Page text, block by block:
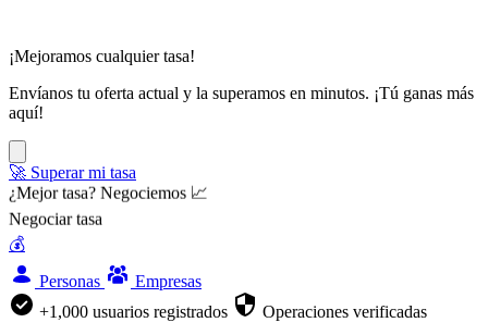
¡Mejoramos cualquier tasa!
Envíanos tu oferta actual y la superamos en minutos. ¡Tú ganas más
aquí!
🚀 Superar mi tasa
¿Mejor tasa? Negociemos 📈
Negociar tasa
💰
Personas
Empresas
+1,000 usuarios registrados
Operaciones verificadas